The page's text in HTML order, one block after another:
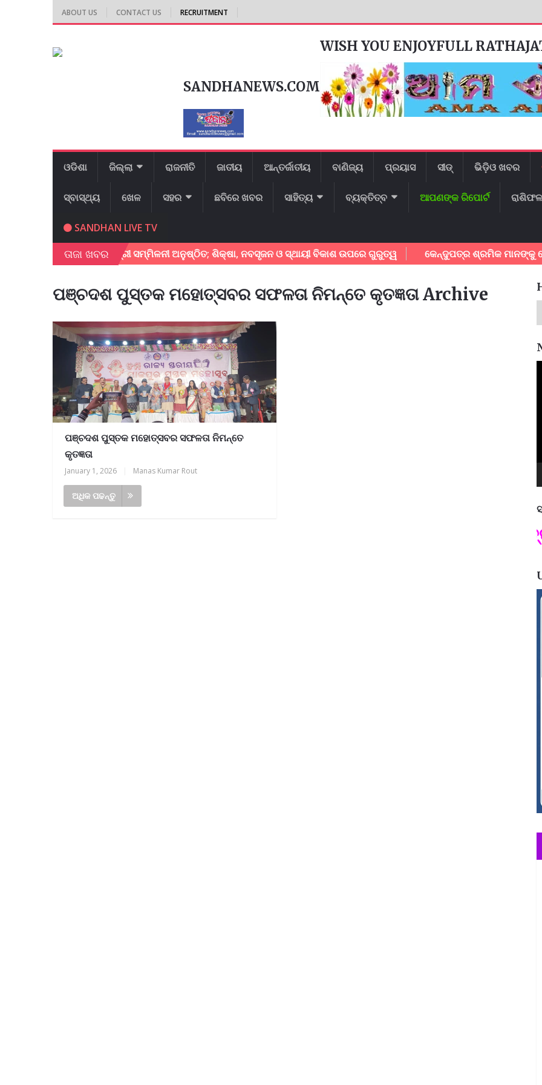
ABOUT US CONTACT US RECRUITMENT
WISH YOU ENJOYFULL
SANDHANEWS.COM
ଓଡିଶା ଜିଲ୍ଲା ରାଜନୀତି ଜାତୀୟ ଆନ୍ତର୍ଜାତୀୟ ବାଣିଜ୍ୟ ପ୍ରୟାସ ସୀଡ୍ ଭିଡ଼ିଓ ଖବର
ସ୍ବାସ୍ଥ୍ୟ ଖେଳ ସହର ଛବିରେ ଖବର ସାହିତ୍ୟ ବ୍ୟକ୍ତିତ୍ବ ଆପଣଙ୍କ ରିପୋର୍ଟ ରାଶିଫଳ
SANDHAN LIVE TV
ତାଜା ଖବର
ବ୍ରିକ୍ସ ଶିକ୍ଷାମନ୍ତ୍ରୀ ସମ୍ମିଳନୀ ଅନୁଷ୍ଠିତ; ଶିକ୍ଷା, ନବସୃଜନ ଓ ସ୍ଥାୟୀ ବିକାଶ ଉପରେ ଗୁରୁତ୍ୱ କେନ୍ଦୁପତ୍ର ଶ୍ରମିକ ମାନଙ୍କୁ ବୋନସ
ପଞ୍ଚଦଶ ପୁସ୍ତକ ମହୋତ୍ସବର ସଫଳତା ନିମନ୍ତେ କୃତଜ୍ଞତା Archive
ପଞ୍ଚଦଶ ପୁସ୍ତକ ମହୋତ୍ସବର ସଫଳତା ନିମନ୍ତେ
କୃତଜ୍ଞତା
January 1, 2026 Manas Kumar Rout
ଅଧିକ ପଢନ୍ତୁ